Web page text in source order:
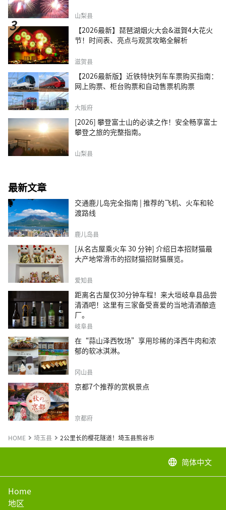
山梨县
【2026最新】琵琶湖烟火大会&滋賀4大花火
节！时间表、亮点与观赏攻略全解析
滋贺县
【2026最新版】近铁特快列车车票购买指南：
网上购票、柜台购票和自动售票机购票
大阪府
[2026] 攀登富士山的必读之作！安全畅享富士
攀登之旅的完整指南。
山梨县
最新文章
交通鹿儿岛完全指南 | 推荐的飞机、火车和轮
渡路线
鹿儿岛县
[从名古屋乘火车 30 分钟] 介绍日本招财猫最
大产地常滑市的招财猫招财猫展览。
爱知县
距离名古屋仅30分钟车程！来大垣岐阜县品尝
清酒吧！这里有三家备受喜爱的当地清酒酿造
厂。
岐阜县
在“蒜山泽西牧场”享用珍稀的泽西牛肉和浓
郁的软冰淇淋。
冈山县
京都7个推荐的赏枫景点
京都府
HOME 埼玉县 2公里长的樱花隧道！埼玉县熊谷市
language 简体中文
Home
地区